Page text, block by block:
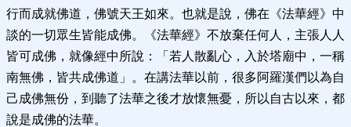
行而成就佛道，佛號天王如來。也就是說，佛在《法華經》中
談的一切眾生皆能成佛。《法華經》不放棄任何人，主張人人
皆可成佛，就像經中所說：「若人散亂心，入於塔廟中，一稱
南無佛，皆共成佛道」。在講法華以前，很多阿羅漢們以為自
己成佛無份，到聽了法華之後才放懷無憂，所以自古以來，都
說是成佛的法華。